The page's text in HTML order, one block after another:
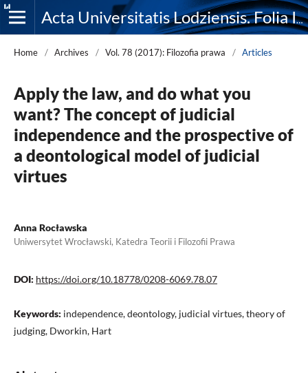
Acta Universitatis Lodziensis. Folia Iuridica
Home / Archives / Vol. 78 (2017): Filozofia prawa / Articles
Apply the law, and do what you
want? The concept of judicial
independence and the prospective of
a deontological model of judicial
virtues
Anna Rocławska
Uniwersytet Wrocławski, Katedra Teorii i Filozofii Prawa
DOI: https://doi.org/10.18778/0208-6069.78.07
Keywords: independence, deontology, judicial virtues, theory of
judging, Dworkin, Hart